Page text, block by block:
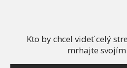
Kto by chcel videť celý
mrhajte